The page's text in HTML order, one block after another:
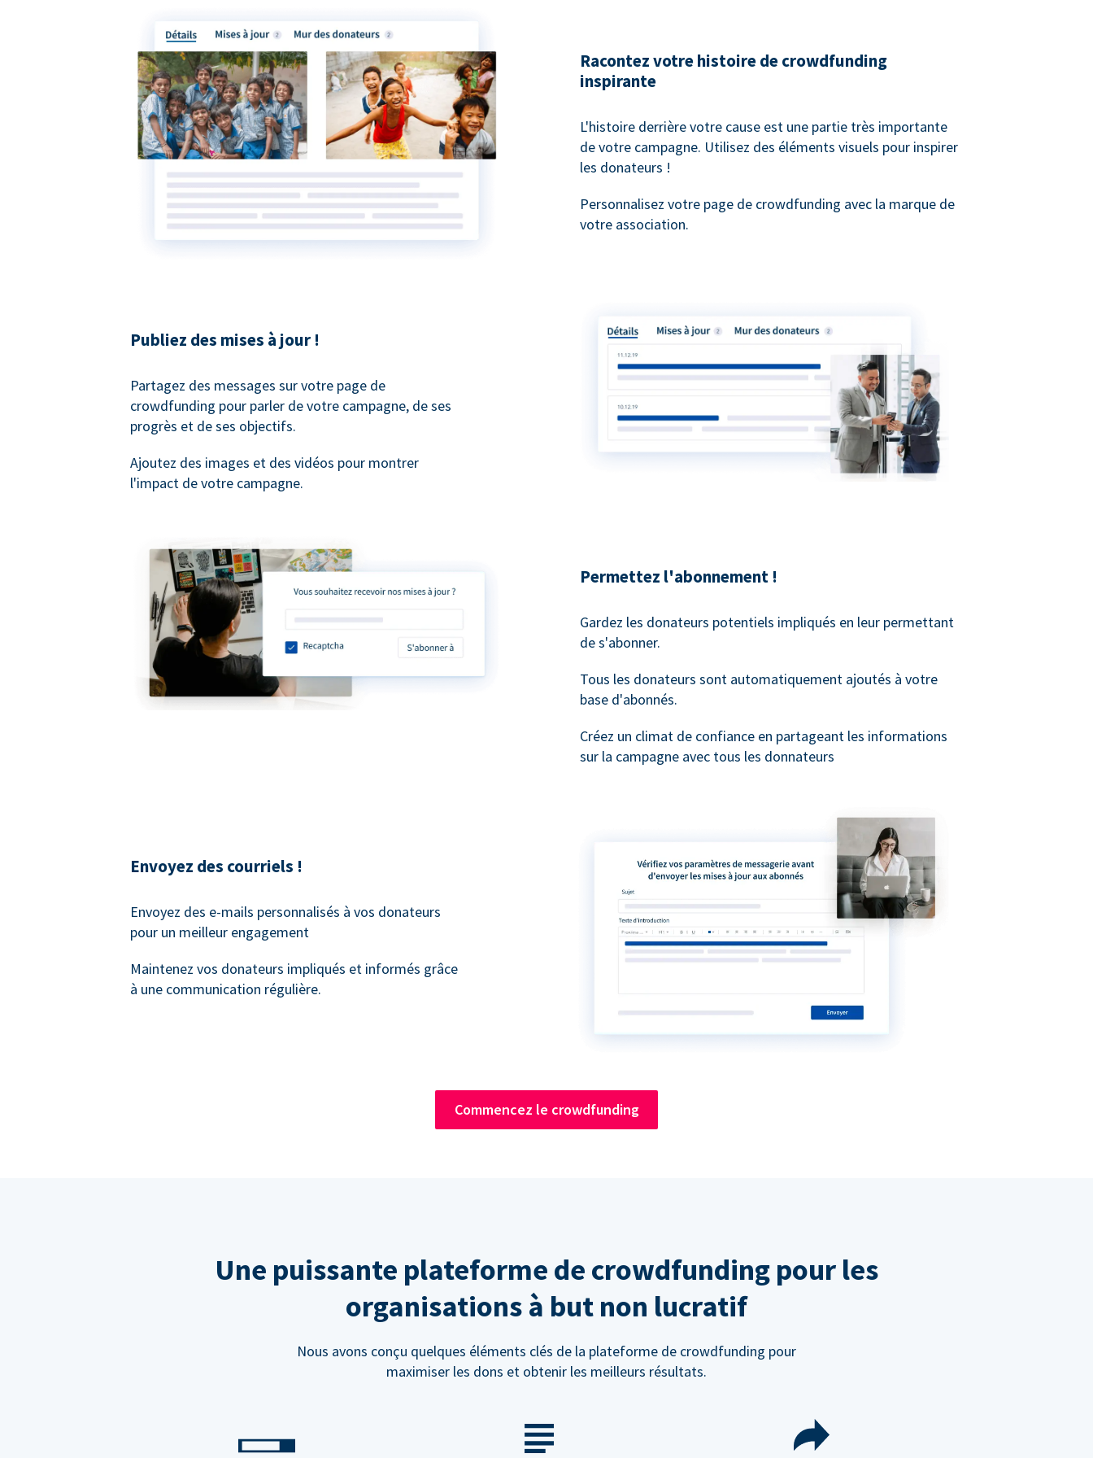
Racontez votre histoire de crowdfunding
inspirante
L'histoire derrière votre cause est une partie très importante
de votre campagne. Utilisez des éléments visuels pour inspirer
les donateurs !
Personnalisez votre page de crowdfunding avec la marque de
votre association.
Publiez des mises à jour !
Partagez des messages sur votre page de
crowdfunding pour parler de votre campagne, de ses
progrès et de ses objectifs.
Ajoutez des images et des vidéos pour montrer
l'impact de votre campagne.
Permettez l'abonnement !
Gardez les donateurs potentiels impliqués en leur permettant
de s'abonner.
Tous les donateurs sont automatiquement ajoutés à votre
base d'abonnés.
Créez un climat de confiance en partageant les informations
sur la campagne avec tous les donnateurs
Envoyez des courriels !
Envoyez des e-mails personnalisés à vos donateurs
pour un meilleur engagement
Maintenez vos donateurs impliqués et informés grâce
à une communication régulière.
Commencez le crowdfunding
Une puissante plateforme de crowdfunding pour les
organisations à but non lucratif
Nous avons conçu quelques éléments clés de la plateforme de crowdfunding pour
maximiser les dons et obtenir les meilleurs résultats.